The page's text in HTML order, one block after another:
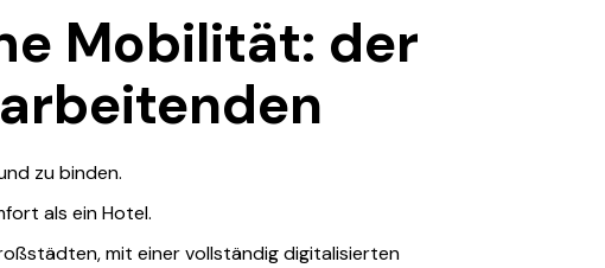
Mobilität: der
zu binden.
als ein Hotel.
mit einer vollständig digitalisierten